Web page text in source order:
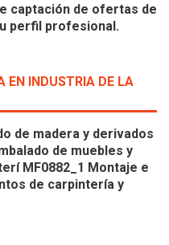
captación de ofertas de
perfil profesional.
EN INDUSTRIA DE LA
de madera y derivados
de muebles y
MF0882_1 Montaje e
de carpintería y